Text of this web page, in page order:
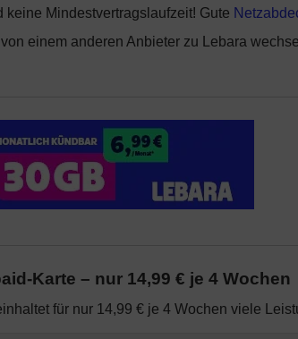
keine Mindestvertragslaufzeit! Gute
einem anderen Anbieter zu Lebara
Karte – nur 14,99 € je 4 Wochen
für nur 14,99 € je 4 Wochen viele